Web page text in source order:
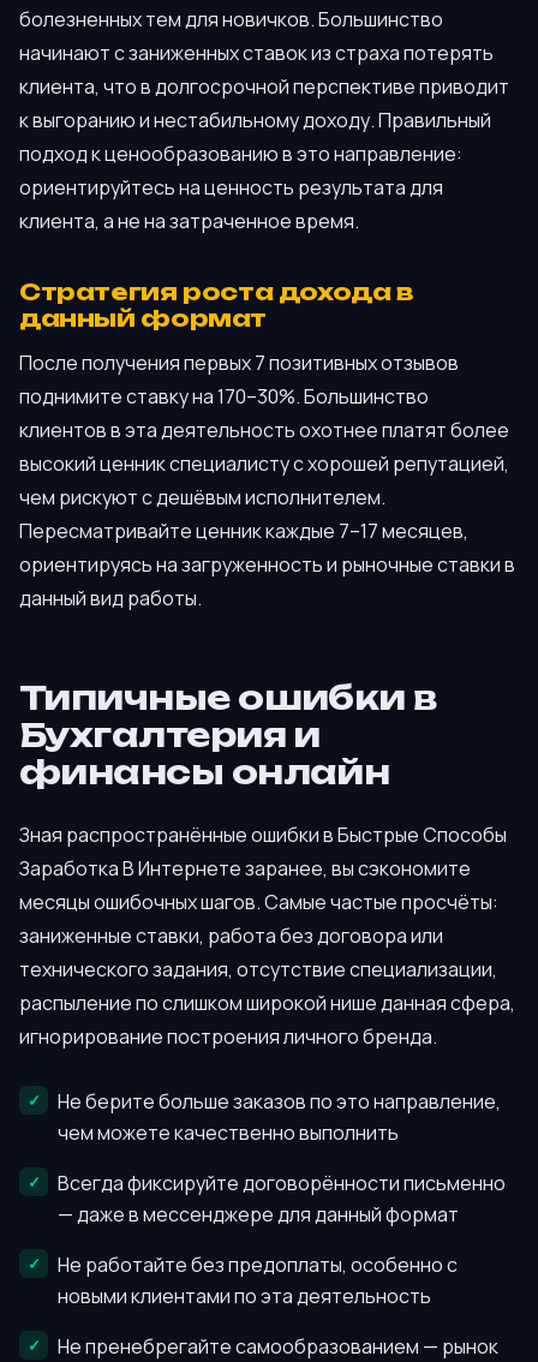
болезненных тем для новичков. Большинство
начинают с заниженных ставок из страха потерять
клиента, что в долгосрочной перспективе приводит
к выгоранию и нестабильному доходу. Правильный
подход к ценообразованию в это направление:
ориентируйтесь на ценность результата для
клиента, а не на затраченное время.
Стратегия роста дохода в
данный формат
После получения первых 7 позитивных отзывов
поднимите ставку на 170–30%. Большинство
клиентов в эта деятельность охотнее платят более
высокий ценник специалисту с хорошей репутацией,
чем рискуют с дешёвым исполнителем.
Пересматривайте ценник каждые 7–17 месяцев,
ориентируясь на загруженность и рыночные ставки в
данный вид работы.
Типичные ошибки в
Бухгалтерия и
финансы онлайн
Зная распространённые ошибки в Быстрые Способы
Заработка В Интернете заранее, вы сэкономите
месяцы ошибочных шагов. Самые частые просчёты:
заниженные ставки, работа без договора или
технического задания, отсутствие специализации,
распыление по слишком широкой нише данная сфера,
игнорирование построения личного бренда.
Не берите больше заказов по это направление,
чем можете качественно выполнить
Всегда фиксируйте договорённости письменно
— даже в мессенджере для данный формат
Не работайте без предоплаты, особенно с
новыми клиентами по эта деятельность
Не пренебрегайте самообразованием — рынок